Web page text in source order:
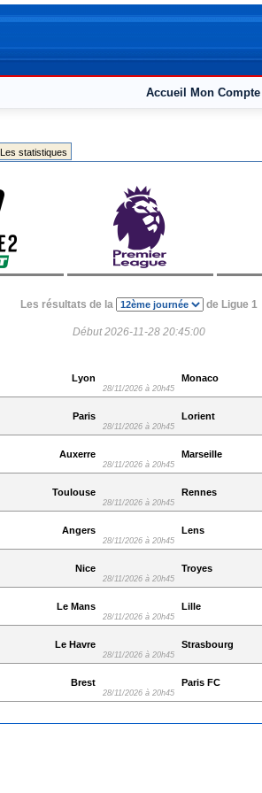
Accueil Mon Compte
Les statistiques
Les résultats de la de Ligue 1
Début 2026-11-28 20:45:00
Lyon
28/11/2026 à 20h45
Monaco
Paris
28/11/2026 à 20h45
Lorient
Auxerre
28/11/2026 à 20h45
Marseille
Toulouse
28/11/2026 à 20h45
Rennes
Angers
28/11/2026 à 20h45
Lens
Nice
28/11/2026 à 20h45
Troyes
Le Mans
28/11/2026 à 20h45
Lille
Le Havre
28/11/2026 à 20h45
Strasbourg
Brest
28/11/2026 à 20h45
Paris FC